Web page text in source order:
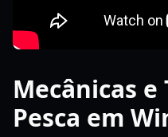
Mecânicas e
Pesca em